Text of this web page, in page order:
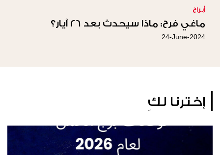
أبراج
ماغي فرح: ماذا سيحدث بعد 26 آيار؟
24-June-2024
إخترنا لكِ